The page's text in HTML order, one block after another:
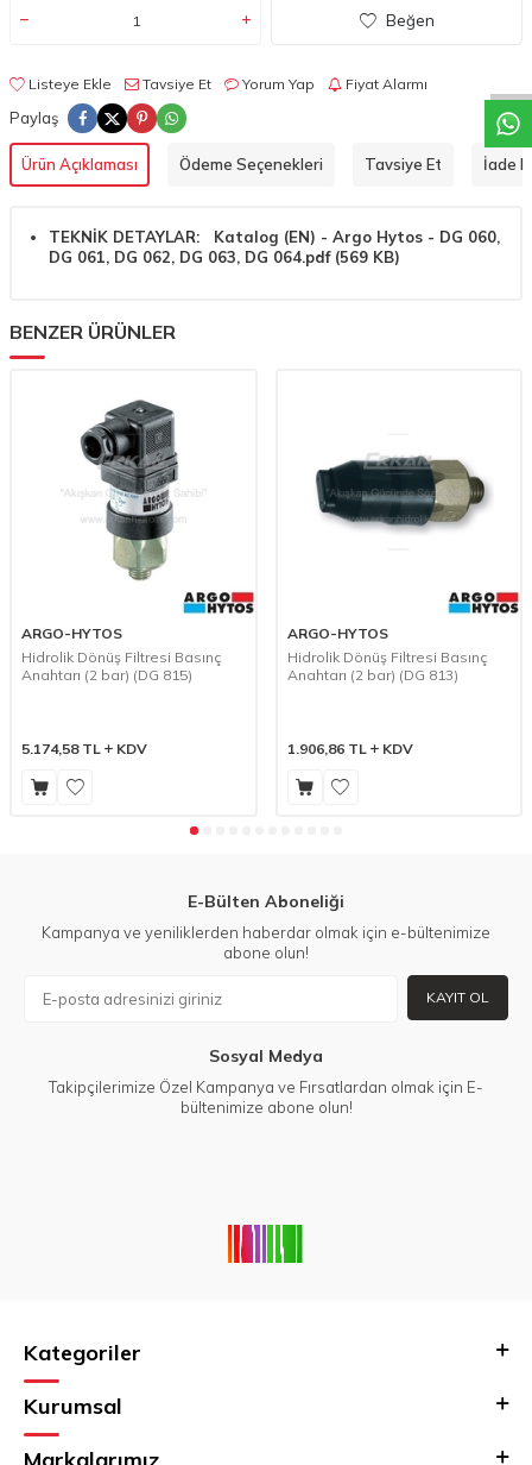
Beğen
Listeye Ekle Tavsiye Et Yorum Yap Fiyat Alarmı
Paylaş
Ürün Açıklaması Ödeme Seçenekleri Tavsiye Et İade
TEKNİK DETAYLAR: Katalog (EN) - Argo Hytos - DG 060,
DG 061, DG 062, DG 063, DG 064.pdf (569 KB)
BENZER ÜRÜNLER
ARGO-HYTOS
Hidrolik Dönüş Filtresi Basınç
Anahtarı (2 bar) (DG 815)
5.174,58TL KDV
ARGO-HYTOS
Hidrolik Dönüş Filtresi Basınç
Anahtarı (2 bar) (DG 813)
1.906,86TL KDV
E-Bülten Aboneliği
Kampanya ve yeniliklerden haberdar olmak için e-bültenimize
abone olun!
KAYIT OL
Sosyal Medya
Takipçilerimize Özel Kampanya ve Fırsatlardan olmak için E-
bültenimize abone olun!
Kategoriler
Kurumsal